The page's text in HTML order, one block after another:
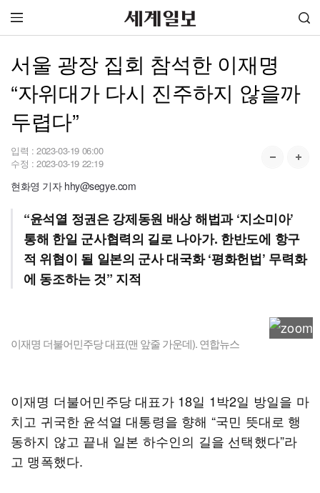
서울 광장 집회 참석한 이재명
“자위대가 다시 진주하지 않을까
두렵다”
입력 : 2023-03-19 06:00
수정 : 2023-03-19 22:19
현화영 기자 hhy@segye.com
“윤석열 정권은 강제동원 배상 해법과 ‘지소미아’
통해 한일 군사협력의 길로 나아가. 한반도에 항구
적 위협이 될 일본의 군사 대국화 ‘평화헌법’ 무력화
에 동조하는 것” 지적
이재명 더불어민주당 대표(맨 앞줄 가운데). 연합뉴스
이재명 더불어민주당 대표가 18일 1박2일 방일을 마
치고 귀국한 윤석열 대통령을 향해 “국민 뜻대로 행
동하지 않고 끝내 일본 하수인의 길을 선택했다”라
고 맹폭했다.